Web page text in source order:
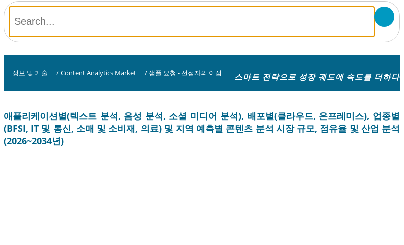
정보 및 기술 / Content Analytics Market / 샘플 요청 - 선점자의 이점 스마트 전략으로 성장 궤도에 속도를 더하다
애플리케이션별(텍스트 분석, 음성 분석, 소셜 미디어 분석), 배포별(클라우드, 온프레미스), 업종별
(BFSI, IT 및 통신, 소매 및 소비재, 의료) 및 지역 예측별 콘텐츠 분석 시장 규모, 점유율 및 산업 분석
(2026~2034년)